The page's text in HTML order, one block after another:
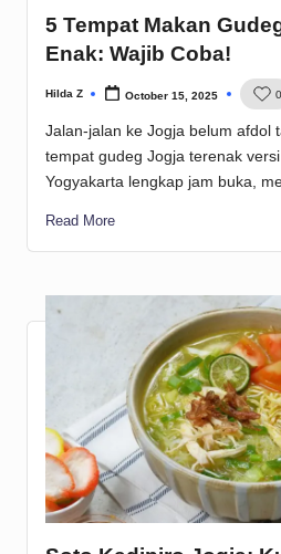
5 Tempat Makan
Enak: Wajib Coba!
Posted
Hilda Z October 15, 2025 0
Jalan-jalan ke Jogja belum afdol
tempat gudeg Jogja terenak
Yogyakarta lengkap jam buka,
Read More